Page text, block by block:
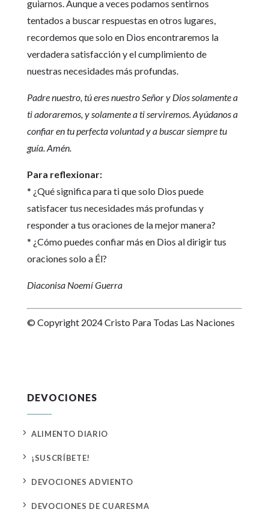
guiarnos. Aunque a veces podamos sentirnos
tentados a buscar respuestas en otros lugares,
recordemos que solo en Dios encontraremos la
verdadera satisfacción y el cumplimiento de
nuestras necesidades más profundas.
Padre nuestro, tú eres nuestro Señor y Dios solamente a
ti adoraremos, y solamente a ti serviremos. Ayúdanos a
confiar en tu perfecta voluntad y a buscar siempre tu
guía. Amén.
Para reflexionar:
* ¿Qué significa para ti que solo Dios puede
satisfacer tus necesidades más profundas y
responder a tus oraciones de la mejor manera?
* ¿Cómo puedes confiar más en Dios al dirigir tus
oraciones solo a Él?
Diaconisa Noemí Guerra
© Copyright 2024 Cristo Para Todas Las Naciones
DEVOCIONES
5 ALIMENTO DIARIO
5 ¡SUSCRÍBETE!
5 DEVOCIONES ADVIENTO
5 DEVOCIONES DE CUARESMA